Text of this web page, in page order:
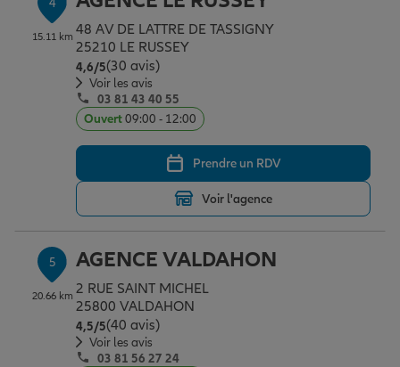
4
15.11 km 48 AV DE LATTRE DE TASSIGNY
25210 LE RUSSEY
4,6/5Note de 4.6 sur 5
(30 avis)
Voir les avis
03 81 43 40 55
Ouvert09:00 - 12:00
Prendre un RDV
Voir l'agence
5
20.66 km
AGENCE VALDAHON
2 RUE SAINT MICHEL
25800 VALDAHON
4,5/5Note de 4.5 sur 5
(40 avis)
Voir les avis
03 81 56 27 24